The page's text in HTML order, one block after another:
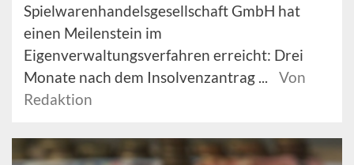
Spielwarenhandelsgesellschaft GmbH hat
einen Meilenstein im
Eigenverwaltungsverfahren erreicht: Drei
Monate nach dem Insolvenzantrag ...
Von
Redaktion